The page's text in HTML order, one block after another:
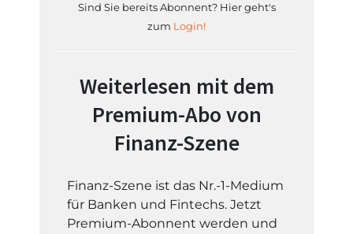
Sind Sie bereits Abonnent? Hier geht's
zum Login!
Weiterlesen mit dem
Premium-Abo von
Finanz-Szene
Finanz-Szene ist das Nr.-1-Medium
für Banken und Fintechs. Jetzt
Premium-Abonnent werden und